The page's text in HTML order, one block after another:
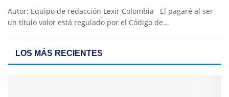
Autor: Equipo de redacción Lexir Colombia El pagaré al ser
un título valor está regulado por el Código de...
LOS MÁS RECIENTES